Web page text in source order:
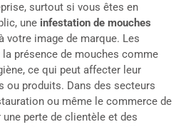
surtout si vous êtes en
une infestation de mouches
votre image de marque. Les
présence de mouches comme
ce qui peut affecter leur
ou produits. Dans des secteurs
ou même le commerce de
perte de clientèle et des